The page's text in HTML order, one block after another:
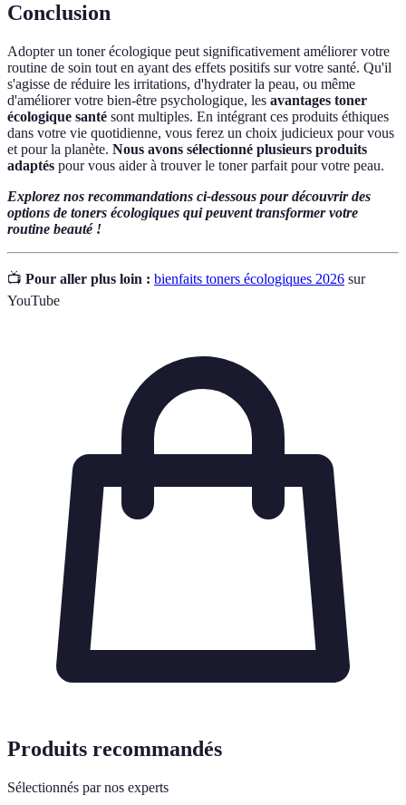
Conclusion
Adopter un toner écologique peut significativement améliorer votre
routine de soin tout en ayant des effets positifs sur votre santé. Qu'il
s'agisse de réduire les irritations, d'hydrater la peau, ou même
d'améliorer votre bien-être psychologique, les avantages toner
écologique santé sont multiples. En intégrant ces produits éthiques
dans votre vie quotidienne, vous ferez un choix judicieux pour vous
et pour la planète. Nous avons sélectionné plusieurs produits
adaptés pour vous aider à trouver le toner parfait pour votre peau.
Explorez nos recommandations ci-dessous pour découvrir des
options de toners écologiques qui peuvent transformer votre
routine beauté !
📺 Pour aller plus loin : bienfaits toners écologiques 2026 sur
YouTube
Produits recommandés
Sélectionnés par nos experts